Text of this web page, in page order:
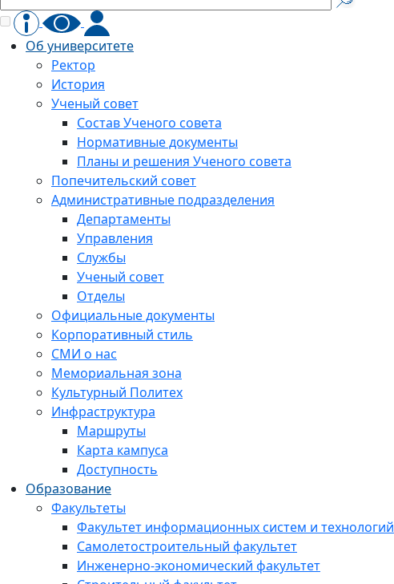
Об университете
Ректор
История
Ученый совет
Состав Ученого совета
Нормативные документы
Планы и решения Ученого совета
Попечительский совет
Административные подразделения
Департаменты
Управления
Службы
Ученый совет
Отделы
Официальные документы
Корпоративный стиль
СМИ о нас
Мемориальная зона
Культурный Политех
Инфраструктура
Маршруты
Карта кампуса
Доступность
Образование
Факультеты
Факультет информационных систем и технологий
Самолетостроительный факультет
Инженерно-экономический факультет